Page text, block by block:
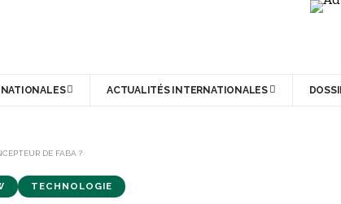
ACTUALITÉS INTERNATIONALES
DE FABA ?
TECHNOLOGIE